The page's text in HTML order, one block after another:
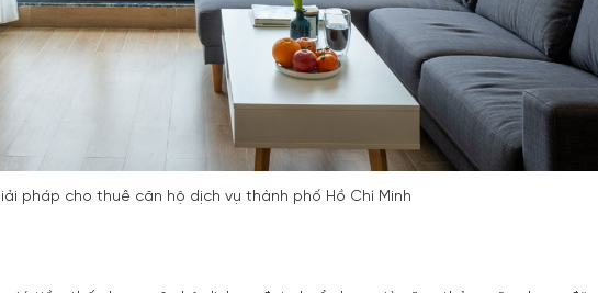
pháp cho thuê căn hộ dịch vụ thành phố Hồ Chí Minh